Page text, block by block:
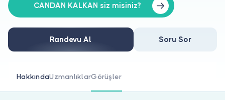
Doktorlar için
Doktor musunuz?
CANDAN KALKAN siz misiniz?
Randevu Al Soru Sor
HakkındaUzmanlıklarGörüşler